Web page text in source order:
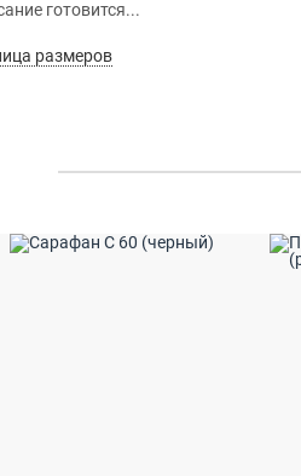
готовится...
размеров